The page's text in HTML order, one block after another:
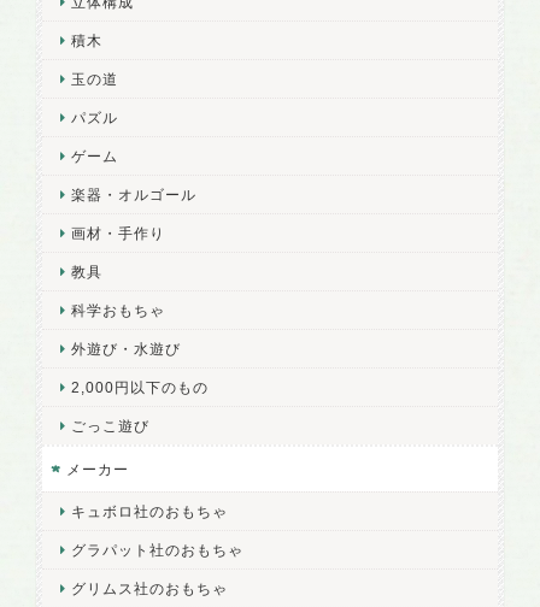
積木
玉の道
パズル
ゲーム
楽器・オルゴール
画材・手作り
教具
科学おもちゃ
外遊び・水遊び
2,000円以下のもの
ごっこ遊び
メーカー
キュボロ社のおもちゃ
グラパット社のおもちゃ
グリムス社のおもちゃ